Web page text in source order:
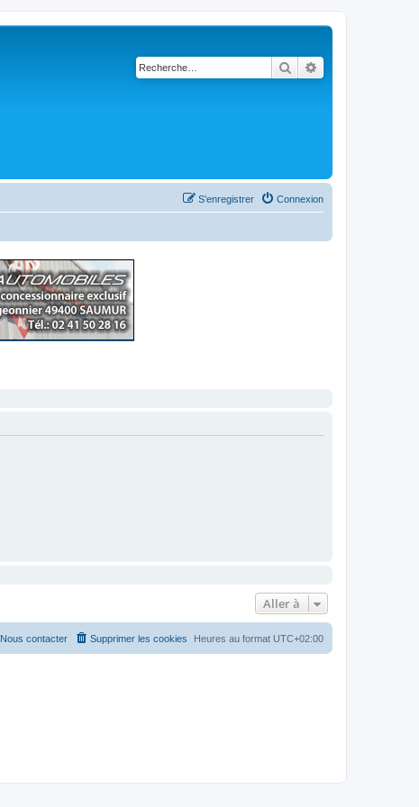
Rechercher
Connexion
S’enregistrer
Aller à
Heures au format UTC+02:00
Supprimer les cookies
Nous contacter